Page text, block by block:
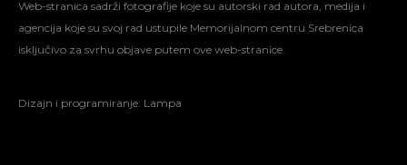
Web-stranica sadrži fotografije koje su autorski rad autora, medija i
agencija koje su svoj rad ustupile Memorijalnom centru Srebrenica
isključivo za svrhu objave putem ove web-stranice.
Dizajn i programiranje: Lampa